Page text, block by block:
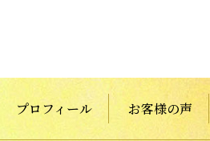
プロフィール お客様の声